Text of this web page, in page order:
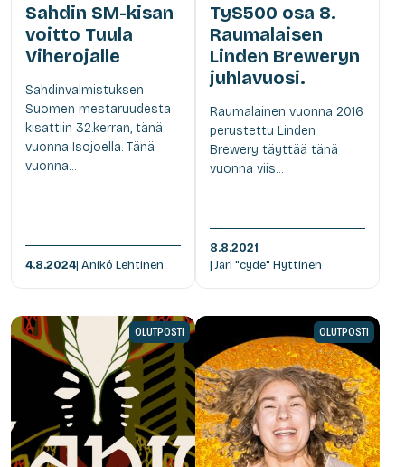
Sahdin SM-kisan
voitto Tuula
Viherojalle
Sahdinvalmistuksen
Suomen mestaruudesta
kisattiin 32.kerran, tänä
vuonna Isojoella. Tänä
vuonna...
4.8.2024| Anikó Lehtinen
TyS500 osa 8.
Raumalaisen
Linden Breweryn
juhlavuosi.
Raumalainen vuonna 2016
perustettu Linden
Brewery täyttää tänä
vuonna viis...
8.8.2021
| Jari "cyde" Hyttinen
OLUTPOSTI OLUTPOSTI